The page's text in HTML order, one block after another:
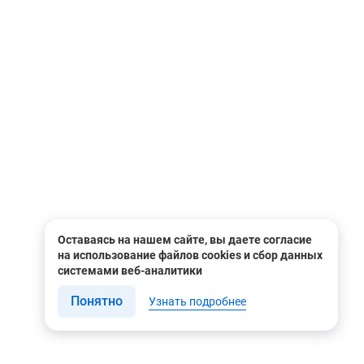
Оставаясь на нашем сайте, вы даете согласие
на использование файлов cookies и сбор данных
системами веб-аналитики
Понятно Узнать подробнее